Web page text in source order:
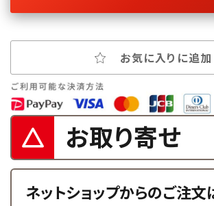
お気に入りに追加
お取り寄せ
ネットショップからのご注文